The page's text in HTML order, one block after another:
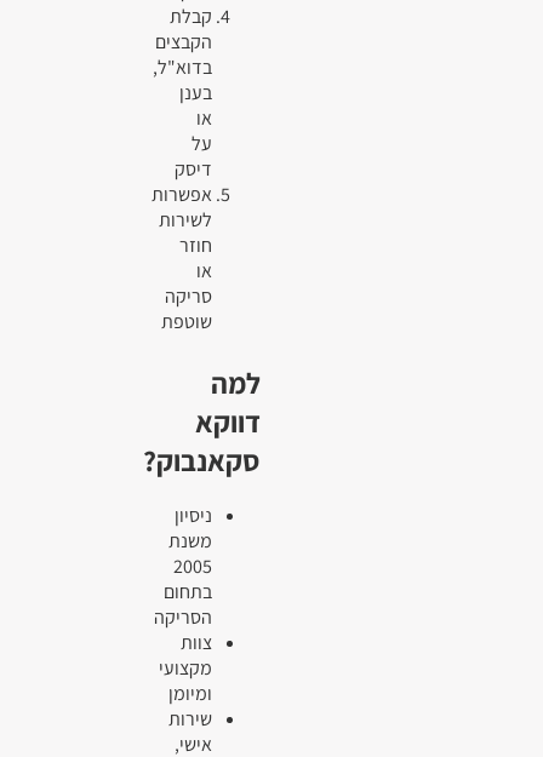
קבלת
הקבצים
בדוא"ל,
בענן
או
על
דיסק
אפשרות
לשירות
חוזר
או
סריקה
שוטפת
למה
דווקא
סקאנבוק?
ניסיון
משנת
2005
בתחום
הסריקה
צוות
מקצועי
ומיומן
שירות
אישי,